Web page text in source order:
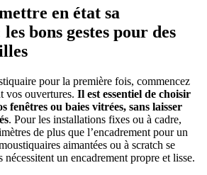
en état sa
bons gestes pour des
pour la première fois, commencez
vos ouvertures. Il est essentiel de choisir
fenêtres ou baies vitrées, sans laisser
. Pour les installations fixes ou à cadre,
de plus que l’encadrement pour un
aimantées ou à scratch se
nécessitent un encadrement propre et lisse.